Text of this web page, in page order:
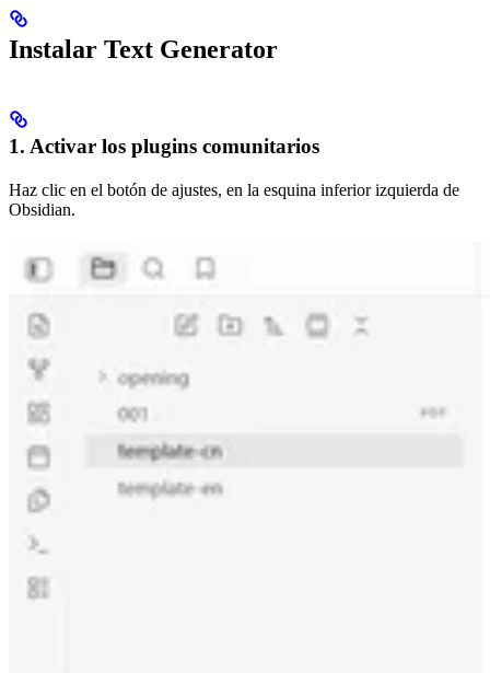
Instalar Text Generator
1. Activar los plugins comunitarios
Haz clic en el botón de ajustes, en la esquina inferior izquierda de
Obsidian.